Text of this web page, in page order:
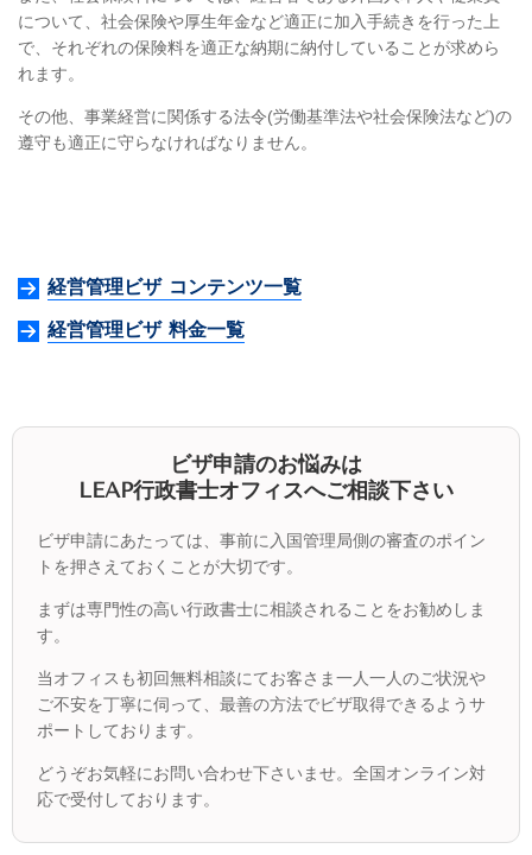
について、社会保険や厚生年金など適正に加入手続きを行った上
で、それぞれの保険料を適正な納期に納付していることが求めら
れます。
その他、事業経営に関係する法令(労働基準法や社会保険法など)の
遵守も適正に守らなければなりません。
経営管理ビザ コンテンツ一覧
経営管理ビザ 料金一覧
ビザ申請のお悩みは
LEAP行政書士オフィスへご相談下さい
ビザ申請にあたっては、事前に入国管理局側の審査のポイン
トを押さえておくことが大切です。
まずは専門性の高い行政書士に相談されることをお勧めしま
す。
当オフィスも初回無料相談にてお客さま一人一人のご状況や
ご不安を丁寧に伺って、最善の方法でビザ取得できるようサ
ポートしております。
どうぞお気軽にお問い合わせ下さいませ。全国オンライン対
応で受付しております。